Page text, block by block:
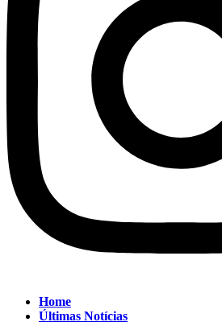
Home
Últimas Notícias